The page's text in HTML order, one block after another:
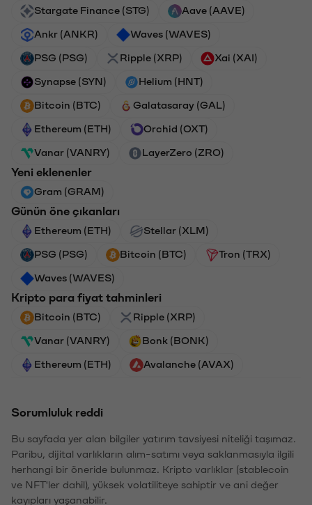
Stargate Finance (STG) Aave (AAVE)
Ankr (ANKR) Waves (WAVES)
PSG (PSG) Ripple (XRP) Xai (XAI)
Synapse (SYN) Helium (HNT)
Bitcoin (BTC) Galatasaray (GAL)
Ethereum (ETH) Orchid (OXT)
Vanar (VANRY) LayerZero (ZRO)
Yeni eklenenler
Gram (GRAM)
Günün öne çıkanları
Ethereum (ETH) Stellar (XLM)
PSG (PSG) Bitcoin (BTC) Tron (TRX)
Waves (WAVES)
Kripto para fiyat tahminleri
Bitcoin (BTC) Ripple (XRP)
Vanar (VANRY) Bonk (BONK)
Ethereum (ETH) Avalanche (AVAX)
Sorumluluk reddi
Bu sayfada yer alan bilgiler yatırım tavsiyesi niteliği taşımaz.
Paribu, dijital varlıkların alım-satımı veya saklanmasıyla ilgili
herhangi bir öneride bulunmaz. Kripto varlıklar (stablecoin
ve NFT'ler dahil), yüksek volatiliteye sahiptir ve ani değer
kayıpları yaşanabilir.